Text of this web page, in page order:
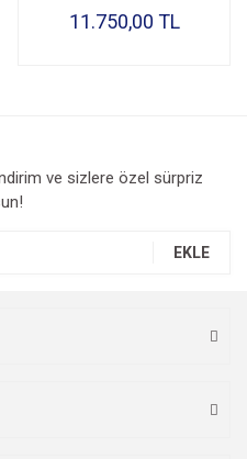
11.750,00 TL
ve sizlere özel sürpriz
EKLE